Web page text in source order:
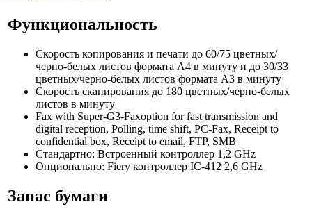
Функциональность
Скорость копирования и печати до 60/75 цветных/
черно-белых листов формата A4 в минуту и до 30/33
цветных/черно-белых листов формата A3 в минуту
Скорость сканирования до 180 цветных/черно-белых
листов в минуту
Fax with Super-G3-Faxoption for fast transmission and
digital reception, Polling, time shift, PC-Fax, Receipt to
confidential box, Receipt to email, FTP, SMB
Стандартно: Встроенный контроллер 1,2 GHz
Опционально: Fiery контроллер IC-412 2,6 GHz
Запас бумаги